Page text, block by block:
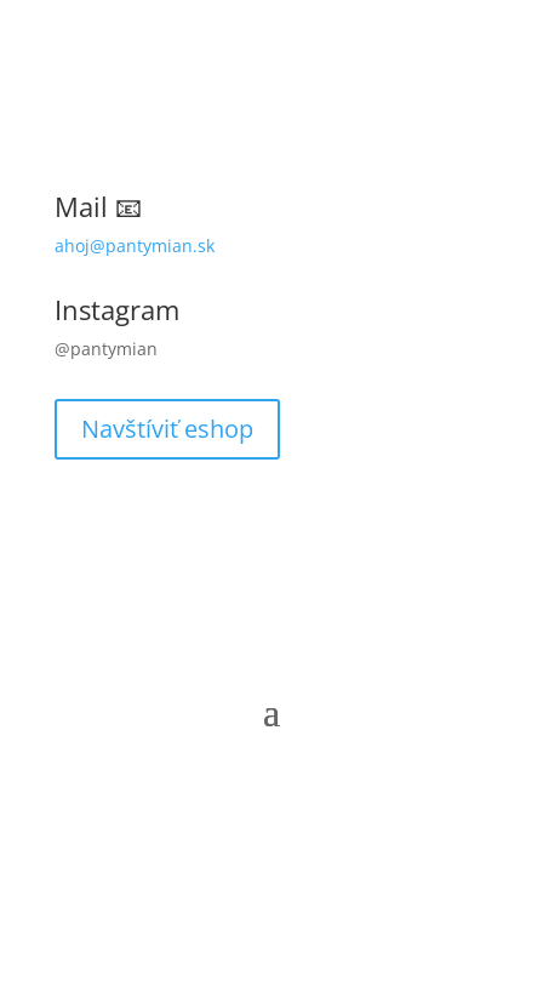
Mail 📧
ahoj@pantymian.sk
Instagram
@pantymian
Navštíviť eshop